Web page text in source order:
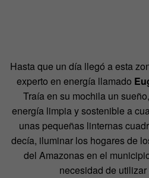
Hasta que un día llegó a esta
experto en energía llamado
Traía en su mochila un
energía limpia y sostenible a
unas pequeñas linternas
decía, iluminar los hogares de
del Amazonas en el
necesidad de